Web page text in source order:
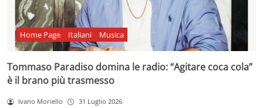
Home Page Italiani Musica
Tommaso Paradiso domina le radio: “Agitare coca cola”
è il brano più trasmesso
Ivano Moriello 31 Luglio 2026